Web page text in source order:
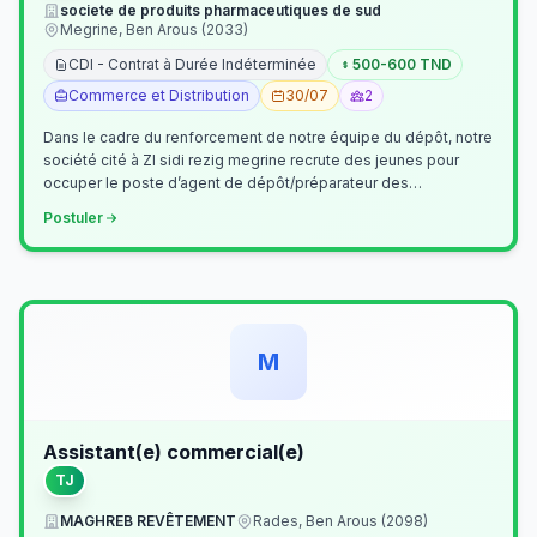
societe de produits pharmaceutiques de sud
Megrine, Ben Arous (2033)
CDI - Contrat à Durée Indéterminée
500-600 TND
Commerce et Distribution
30/07 2
Dans le cadre du renforcement de notre équipe du dépôt, notre
société cité à ZI sidi rezig megrine recrute des jeunes pour
occuper le poste d’agent de dépôt/préparateur des
Postuler
M
Assistant(e) commercial(e)
TJ
MAGHREB REVÊTEMENT
Rades, Ben Arous (2098)